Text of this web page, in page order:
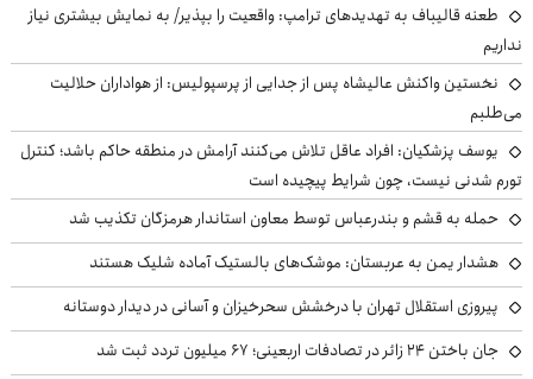
طعنه قالیباف به تهدیدهای ترامپ: واقعیت را بپذیر/ به نمایش بیشتری نیاز
نداریم
نخستین واکنش عالیشاه پس از جدایی از پرسپولیس: از هواداران حلالیت
می‌طلبم
یوسف پزشکیان: افراد عاقل تلاش می‌کنند آرامش در منطقه حاکم باشد؛ کنترل
تورم شدنی نیست، چون شرایط پیچیده است
حمله به قشم و بندرعباس توسط معاون استاندار هرمزگان تکذیب شد
هشدار یمن به عربستان: موشک‌های بالستیک آماده شلیک هستند
پیروزی استقلال تهران با درخشش سحرخیزان و آسانی در دیدار دوستانه
جان باختن ۲۴ زائر در تصادفات اربعینی؛ ۶۷ میلیون تردد ثبت شد